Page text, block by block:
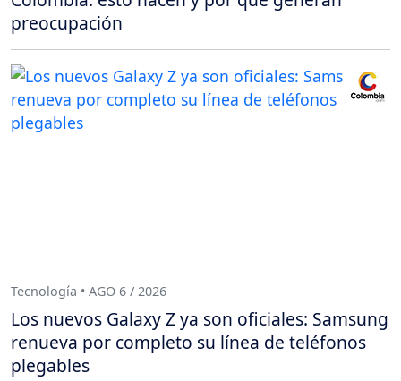
preocupación
Tecnología • AGO 6 / 2026
Los nuevos Galaxy Z ya son oficiales: Samsung
renueva por completo su línea de teléfonos
plegables